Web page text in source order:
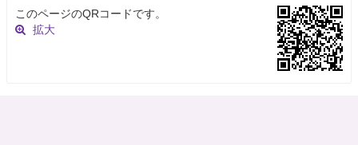
このページのQRコードです。
拡大